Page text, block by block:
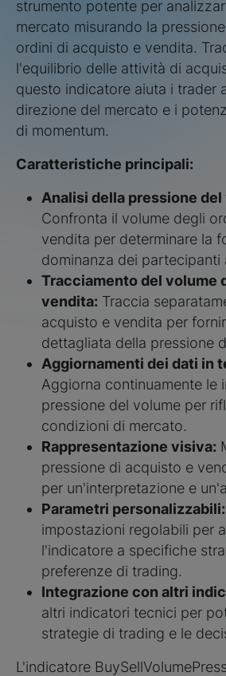
strumento potente per
mercato misurando la
ordini di acquisto e vendita.
l'equilibrio delle attività di
questo indicatore aiuta i trader
direzione del mercato e i
di momentum.
Caratteristiche principali:
Analisi della pressione del
Confronta il volume degli
vendita per determinare la
dominanza dei partecipanti
Tracciamento del volume
vendita: Traccia
acquisto e vendita per
dettagliata della pressione
Aggiornamenti dei dati in
Aggiorna continuamente le
pressione del volume per
condizioni di mercato.
Rappresentazione visiva:
pressione di acquisto e
per un'interpretazione e
Parametri personalizzabili:
impostazioni regolabili per
l'indicatore a specifiche
preferenze di trading.
Integrazione con altri
altri indicatori tecnici per
strategie di trading e le
L'indicatore